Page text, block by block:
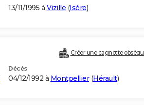
13/11/1995 à Vizille (Isère)
Créer une cagnotte
Décès
04/12/1992 à Montpellier(Hérault)